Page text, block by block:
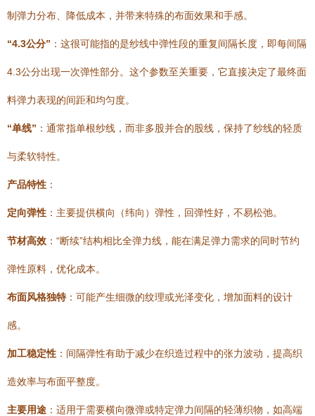
制弹力分布、降低成本，并带来特殊的布面效果和手感。
“4.3公分” ：这很可能指的是纱线中弹性段的重复间隔长度，即每间隔
4.3公分出现一次弹性部分。这个参数至关重要，它直接决定了最终面
料弹力表现的间距和均匀度。
“单线” ：通常指单根纱线，而非多股并合的股线，保持了纱线的轻质
与柔软特性。
产品特性 ：
定向弹性 ：主要提供横向（纬向）弹性，回弹性好，不易松弛。
节材高效 ：“断续”结构相比全弹力线，能在满足弹力需求的同时节约
弹性原料，优化成本。
布面风格独特 ：可能产生细微的纹理或光泽变化，增加面料的设计
感。
加工稳定性 ：间隔弹性有助于减少在织造过程中的张力波动，提高织
造效率与布面平整度。
主要用途 ：适用于需要横向微弹或特定弹力间隔的轻薄织物，如高端